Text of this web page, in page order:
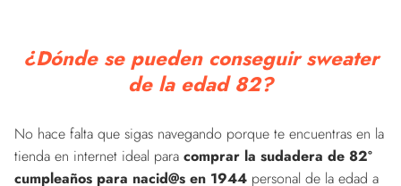
¿Dónde se pueden conseguir sweater
de la edad 82?
No hace falta que sigas navegando porque te encuentras en la
tienda en internet ideal para comprar la sudadera de 82º
cumpleaños para nacid@s en 1944 personal de la edad a